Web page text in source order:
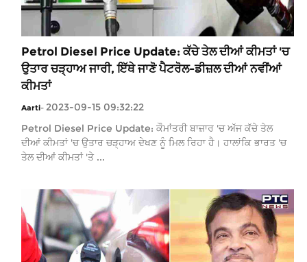
Petrol Diesel Price Update: ਕੱਚੇ ਤੇਲ ਦੀਆਂ ਕੀਮਤਾਂ 'ਚ
ਉਤਾਰ ਚੜ੍ਹਾਅ ਜਾਰੀ, ਇੱਥੇ ਜਾਣੋ ਪੈਟਰੋਲ-ਡੀਜ਼ਲ ਦੀਆਂ ਨਵੀਂਆਂ
ਕੀਮਤਾਂ
Aarti- 2023-09-15 09:32:22
Petrol Diesel Price Update: ਕੌਮਾਂਤਰੀ ਬਾਜ਼ਾਰ 'ਚ ਅੱਜ ਕੱਚੇ ਤੇਲ
ਦੀਆਂ ਕੀਮਤਾਂ 'ਚ ਉਤਾਰ ਚੜ੍ਹਾਅ ਦੇਖਣ ਨੂੰ ਮਿਲ ਰਿਹਾ ਹੈ। ਹਾਲਾਂਕਿ ਭਾਰਤ 'ਚ
ਤੇਲ ਦੀਆਂ ਕੀਮਤਾਂ 'ਤੇ ...